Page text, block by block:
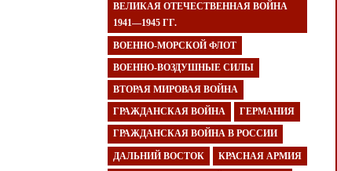
ВЕЛИКАЯ ОТЕЧЕСТВЕННАЯ ВОЙНА
1941—1945 ГГ.
ВОЕННО-МОРСКОЙ ФЛОТ
ВОЕННО-ВОЗДУШНЫЕ СИЛЫ
ВТОРАЯ МИРОВАЯ ВОЙНА
ГРАЖДАНСКАЯ ВОЙНА ГЕРМАНИЯ
ГРАЖДАНСКАЯ ВОЙНА В РОССИИ
ДАЛЬНИЙ ВОСТОК КРАСНАЯ АРМИЯ